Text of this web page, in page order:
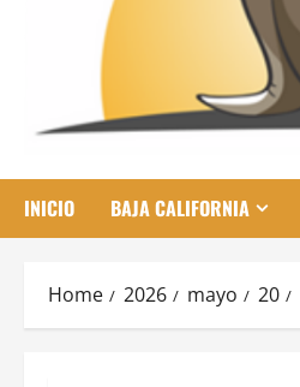
INICIO BAJA CALIFORNIA
Home 2026 mayo 20